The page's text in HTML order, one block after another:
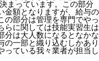
まっています。この部分
金額となりますが、給与の
の部分は管理を専門でやっ
らに関しては技能実習生は
分は大人数になるとなかな
の一部と織り込むしかあり
っている我々業者が担当し